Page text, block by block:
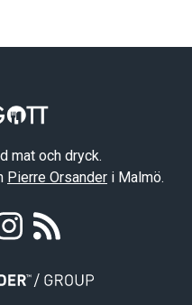
mat och dryck.
Pierre Orsander i Malmö.